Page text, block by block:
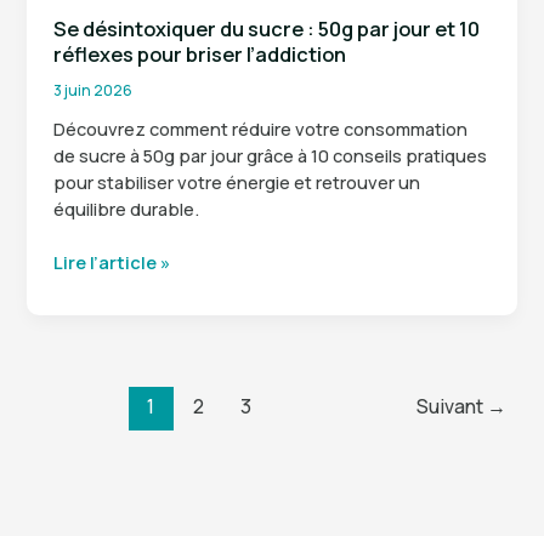
au
talon
?
Se désintoxiquer du sucre : 50g par jour et 10
réflexes pour briser l’addiction
3 juin 2026
Découvrez comment réduire votre consommation
de sucre à 50g par jour grâce à 10 conseils pratiques
pour stabiliser votre énergie et retrouver un
équilibre durable.
Se
Lire l’article »
1 2 3 Suivant →